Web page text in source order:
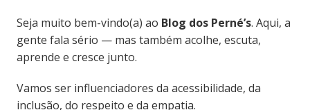
Seja muito bem-vindo(a) ao Blog dos Perné’s. Aqui, a
gente fala sério — mas também acolhe, escuta,
aprende e cresce junto.
Vamos ser influenciadores da acessibilidade, da
inclusão, do respeito e da empatia.